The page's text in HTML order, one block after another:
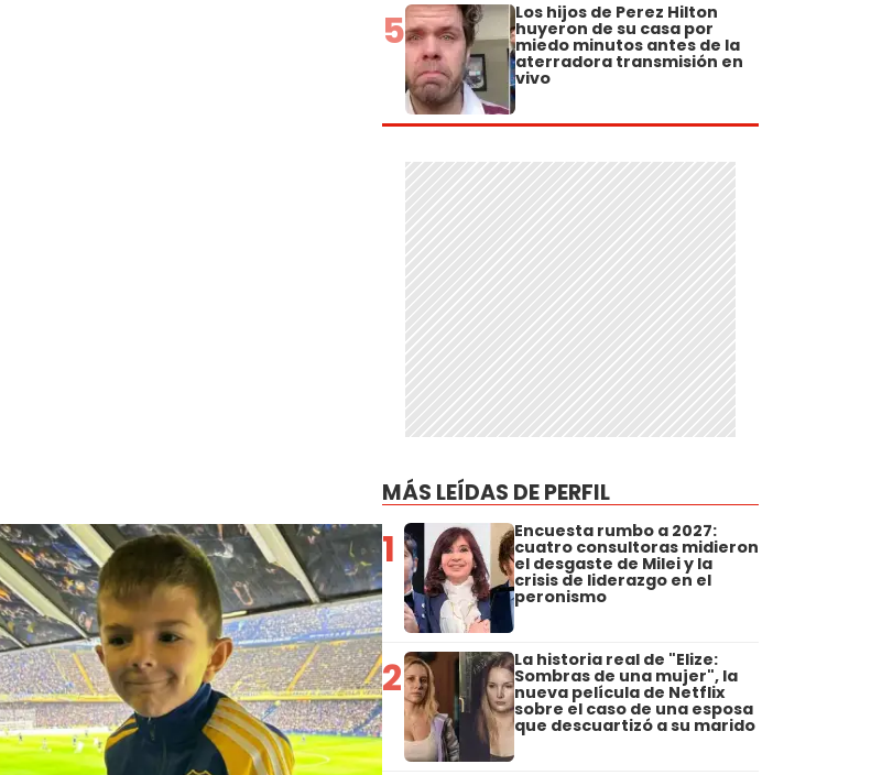
5 Los hijos de Perez Hilton
huyeron de su casa por
miedo minutos antes de la
aterradora transmisión en
vivo
MÁS LEÍDAS DE PERFIL
1 Encuesta rumbo a 2027:
cuatro consultoras midieron
el desgaste de Milei y la
crisis de liderazgo en el
peronismo
2 La historia real de "Elize:
Sombras de una mujer", la
nueva película de Netflix
sobre el caso de una esposa
que descuartizó a su marido